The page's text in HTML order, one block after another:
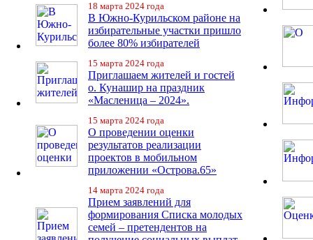
18 марта 2024 года
В Южно-Курильском районе на
избирательные участки пришло
более 80% избирателей
15 марта 2024 года
Приглашаем жителей и гостей
о. Кунашир на праздник
«Масленица – 2024».
15 марта 2024 года
О проведении оценки
результатов реализации
проектов в мобильном
приложении «Острова.65»
14 марта 2024 года
Прием заявлений для
формирования Списка молодых
семей – претендентов на